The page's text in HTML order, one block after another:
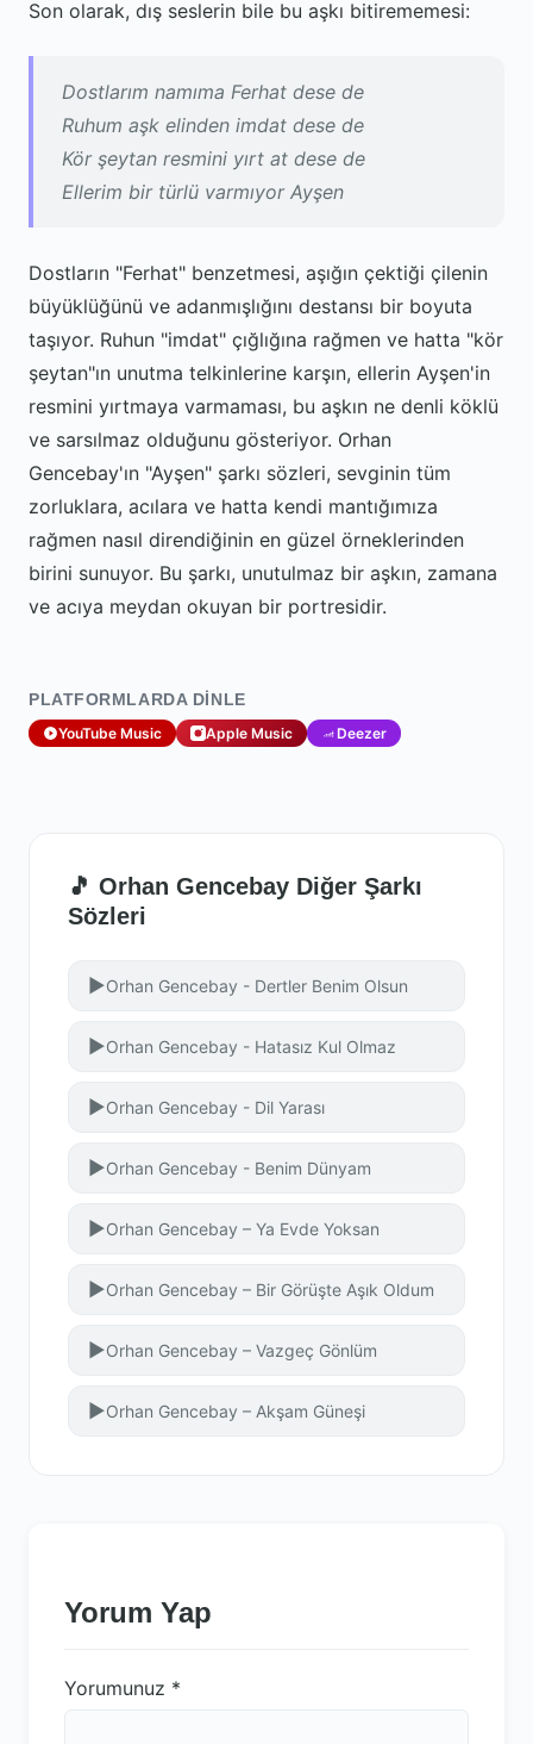
Son olarak, dış seslerin bile bu aşkı bitirememesi:
Dostlarım namıma Ferhat dese de
Ruhum aşk elinden imdat dese de
Kör şeytan resmini yırt at dese de
Ellerim bir türlü varmıyor Ayşen
Dostların "Ferhat" benzetmesi, aşığın çektiği çilenin
büyüklüğünü ve adanmışlığını destansı bir boyuta
taşıyor. Ruhun "imdat" çığlığına rağmen ve hatta "kör
şeytan"ın unutma telkinlerine karşın, ellerin Ayşen'in
resmini yırtmaya varmaması, bu aşkın ne denli köklü
ve sarsılmaz olduğunu gösteriyor. Orhan
Gencebay'ın "Ayşen" şarkı sözleri, sevginin tüm
zorluklara, acılara ve hatta kendi mantığımıza
rağmen nasıl direndiğinin en güzel örneklerinden
birini sunuyor. Bu şarkı, unutulmaz bir aşkın, zamana
ve acıya meydan okuyan bir portresidir.
PLATFORMLARDA DINLE
YouTube Music Apple Music Deezer
🎵 Orhan Gencebay Diğer Şarkı
Sözleri
▶Orhan Gencebay - Dertler Benim Olsun
▶Orhan Gencebay - Hatasız Kul Olmaz
▶Orhan Gencebay - Dil Yarası
▶Orhan Gencebay - Benim Dünyam
▶Orhan Gencebay – Ya Evde Yoksan
▶Orhan Gencebay – Bir Görüşte Aşık Oldum
▶Orhan Gencebay – Vazgeç Gönlüm
▶Orhan Gencebay – Akşam Güneşi
Yorum Yap
Yorumunuz *